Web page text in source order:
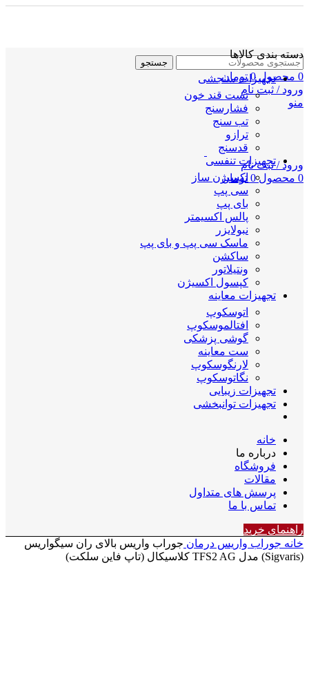
جستجو
0 محصول 0 تومان
ورود / ثبت نام
منو
ورود / ثبت نام
0 محصول 0 تومان
دسته بندی کالاها
تجهیزات سنجشی
تست قند خون
فشارسنج
تب سنج
ترازو
قدسنج
تجهیزات تنفسی
اکسیژن ساز
سی پپ
بای پپ
پالس اکسیمتر
نبولایزر
ماسک سی پپ و بای پپ
ساکشن
ونتیلاتور
کپسول اکسیژن
تجهیزات معاینه
اتوسکوپ
افتالموسکوپ
گوشی پزشکی
ست معاینه
لارنگوسکوپ
نگاتوسکوپ
تجهیزات زیبایی
تجهیزات توانبخشی
خانه
درباره ما
فروشگاه
مقالات
پرسش های متداول
تماس با ما
راهنمای خرید
خانه جوراب واریس درمان جوراب واریس بالای ران سیگواریس
(Sigvaris) مدل TFS2 AG کلاسیکال (تاپ فاین سلکت)